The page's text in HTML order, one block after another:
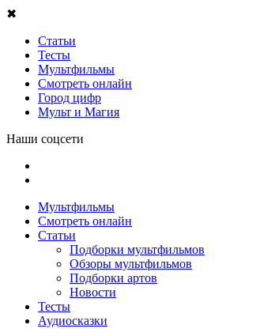
✖
Статьи
Тесты
Мультфильмы
Смотреть онлайн
Город цифр
Мульт и Магия
Наши соцсети
Мультфильмы
Смотреть онлайн
Статьи
Подборки мультфильмов
Обзоры мультфильмов
Подборки артов
Новости
Тесты
Аудиосказки